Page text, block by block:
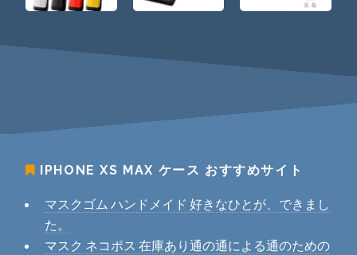
IPHONE XS MAX ケース おすすめサイト
マスクゴム ハンドメイド 好きなひとが、できまし
た。
マスク ネコポス 在庫あり通の通による通のための